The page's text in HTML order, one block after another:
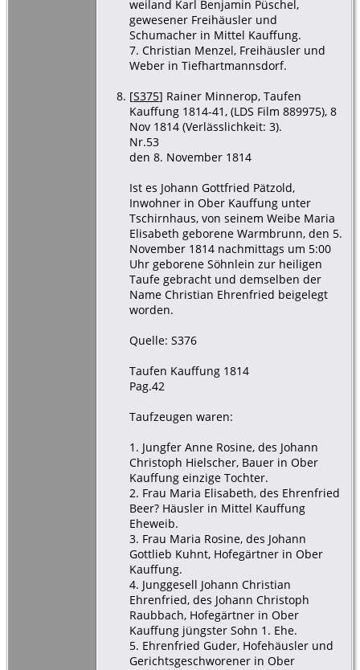
weiland Karl Benjamin Püschel,
gewesener Freihäusler und
Schumacher in Mittel Kauffung.
7. Christian Menzel, Freihäusler und
Weber in Tiefhartmannsdorf.
[S375] Rainer Minnerop, Taufen
Kauffung 1814-41, (LDS Film 889975), 8
Nov 1814 (Verlässlichkeit: 3).
Nr.53
den 8. November 1814
Ist es Johann Gottfried Pätzold,
Inwohner in Ober Kauffung unter
Tschirnhaus, von seinem Weibe Maria
Elisabeth geborene Warmbrunn, den 5.
November 1814 nachmittags um 5:00
Uhr geborene Söhnlein zur heiligen
Taufe gebracht und demselben der
Name Christian Ehrenfried beigelegt
worden.
Quelle: S376
Taufen Kauffung 1814
Pag.42
Taufzeugen waren:
1. Jungfer Anne Rosine, des Johann
Christoph Hielscher, Bauer in Ober
Kauffung einzige Tochter.
2. Frau Maria Elisabeth, des Ehrenfried
Beer? Häusler in Mittel Kauffung
Eheweib.
3. Frau Maria Rosine, des Johann
Gottlieb Kuhnt, Hofegärtner in Ober
Kauffung.
4. Junggesell Johann Christian
Ehrenfried, des Johann Christoph
Raubbach, Hofegärtner in Ober
Kauffung jüngster Sohn 1. Ehe.
5. Ehrenfried Guder, Hofehäusler und
Gerichtsgeschworener in Ober